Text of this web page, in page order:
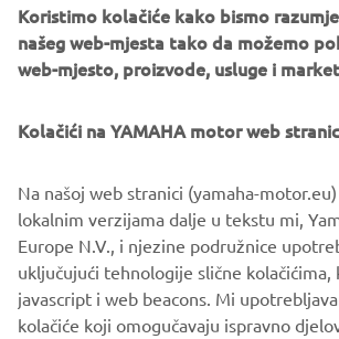
Pomičite se vodoravno kako biste vidjeli
Koristimo kolačiće kako bismo
našeg web-mjesta tako da možemo
web-mjesto, proizvode, usluge i
Kolačići na YAMAHA motor web
Na našoj web stranici (yamaha-
lokalnim verzijama dalje u tekstu mi,
Europe N.V., i njezine podružnice
uključujući tehnologije slične kolačićima,
javascript i web beacons. Mi
kolačiće koji omogučavaju ispravno